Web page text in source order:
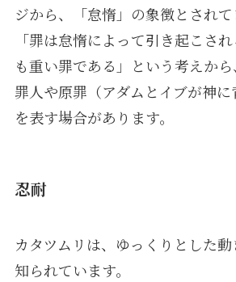
ジから、「怠惰」の象徴とされて
「罪は怠惰によって引き起こさ
も重い罪である」という考えか
罪人や原罪（アダムとイブが神に
を表す場合があります。
忍耐
カタツムリは、ゆっくりとした
知られています。